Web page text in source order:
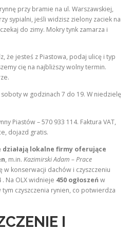
przy bramie na ul. Warszawskiej,
sypialni, jeśli widzisz zielony zaciek na
do zimy. Mokry tynk zamarza i
że jesteś z Piastowa, podaj ulicę i typ
cię na najbliższy wolny termin.
w godzinach 7 do 19. W niedzielę
Piastów – 570 933 114. Faktura VAT,
dojazd gratis.
działają lokalne firmy oferujące
, m.in. Kazimirski Adam – Prace
w konserwacji dachów i czyszczeniu
Na OLX widnieje 450 ogłoszeń w
czyszczenia rynien, co potwierdza
I